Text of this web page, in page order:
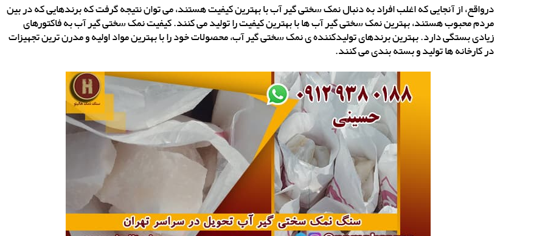
درواقع، از آنجایی که اغلب افراد به دنبال نمک سختی گیر آب با بهترین کیفیت هستند، می توان نتیجه گرفت که برندهایی که در بین
مردم محبوب هستند، بهترین نمک سختی گیر آب ها با بهترین کیفیت را تولید می کنند. کیفیت نمک سختی گیر آب به فاکتورهای
زیادی بستگی دارد. بهترین برندهای تولیدکننده ی نمک سختی گیر آب، محصولات خود را با بهترین مواد اولیه و مدرن ترین تجهیزات
در کارخانه ها تولید و بسته بندی می کنند.